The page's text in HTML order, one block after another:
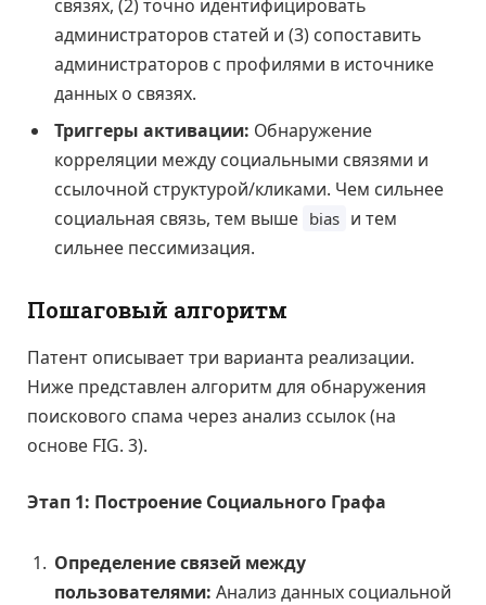
связях, (2) точно идентифицировать
администраторов статей и (3) сопоставить
администраторов с профилями в источнике
данных о связях.
Триггеры активации: Обнаружение
корреляции между социальными связями и
ссылочной структурой/кликами. Чем сильнее
социальная связь, тем выше bias и тем
сильнее пессимизация.
Пошаговый алгоритм
Патент описывает три варианта реализации.
Ниже представлен алгоритм для обнаружения
поискового спама через анализ ссылок (на
основе FIG. 3).
Этап 1: Построение Социального Графа
Определение связей между
пользователями: Анализ данных социальной